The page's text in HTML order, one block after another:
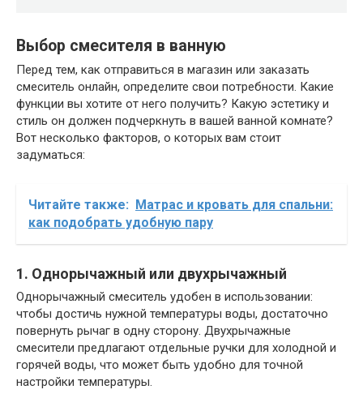
Выбор смесителя в ванную
Перед тем, как отправиться в магазин или заказать
смеситель онлайн, определите свои потребности. Какие
функции вы хотите от него получить? Какую эстетику и
стиль он должен подчеркнуть в вашей ванной комнате?
Вот несколько факторов, о которых вам стоит
задуматься:
Читайте также:
Матрас и кровать для спальни:
как подобрать удобную пару
1. Однорычажный или двухрычажный
Однорычажный смеситель удобен в использовании:
чтобы достичь нужной температуры воды, достаточно
повернуть рычаг в одну сторону. Двухрычажные
смесители предлагают отдельные ручки для холодной и
горячей воды, что может быть удобно для точной
настройки температуры.